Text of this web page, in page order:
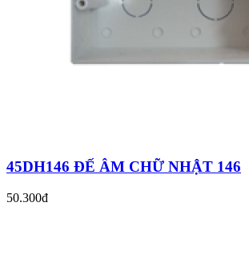
45DH146 ĐẾ ÂM CHỮ NHẬT 146
50.300đ